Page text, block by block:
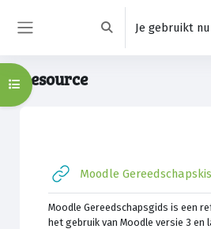
Schakel zoek invoer
Je gebruikt
Resource
Open cursusindex
Moodle
Moodle Gereedschapsgids is een
het gebruik van Moodle versie 3 en